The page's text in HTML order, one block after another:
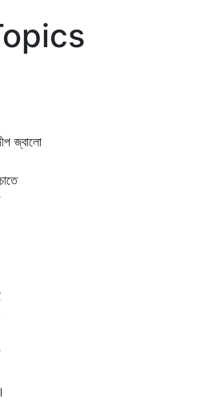
জ্বালো